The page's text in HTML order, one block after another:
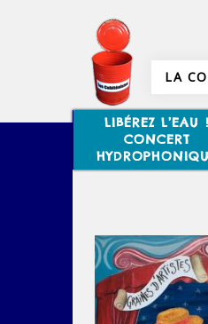
LA
LIBÉREZ L’EAU !
CONCERT